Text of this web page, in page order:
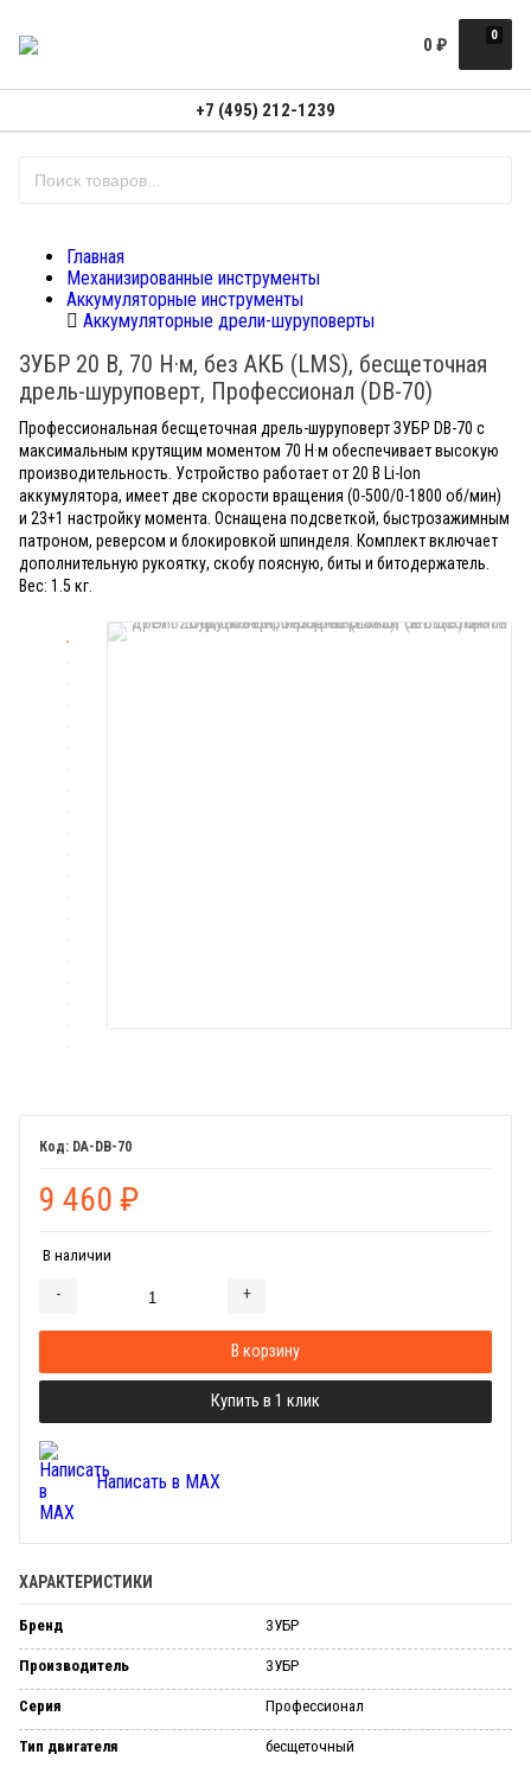
0
0 ₽
+7 (495) 212-1239
Главная
Механизированные инструменты
Аккумуляторные инструменты
Аккумуляторные дрели-шуруповерты
ЗУБР 20 В, 70 Н·м, без АКБ (LMS), бесщеточная
дрель-шуруповерт, Профессионал (DB-70)
Профессиональная бесщеточная дрель-шуруповерт ЗУБР DB-70 с
максимальным крутящим моментом 70 Н·м обеспечивает высокую
производительность. Устройство работает от 20 В Li-Ion
аккумулятора, имеет две скорости вращения (0-500/0-1800 об/мин)
и 23+1 настройку момента. Оснащена подсветкой, быстрозажимным
патроном, реверсом и блокировкой шпинделя. Комплект включает
дополнительную рукоятку, скобу поясную, биты и битодержатель.
Вес: 1.5 кг.
DA-DB-70
9 460 ₽
В наличии
- +
В корзину
Купить в 1 клик
Написать в MAX
ХАРАКТЕРИСТИКИ
Бренд ЗУБР
Производитель ЗУБР
Серия Профессионал
Тип двигателя бесщеточный